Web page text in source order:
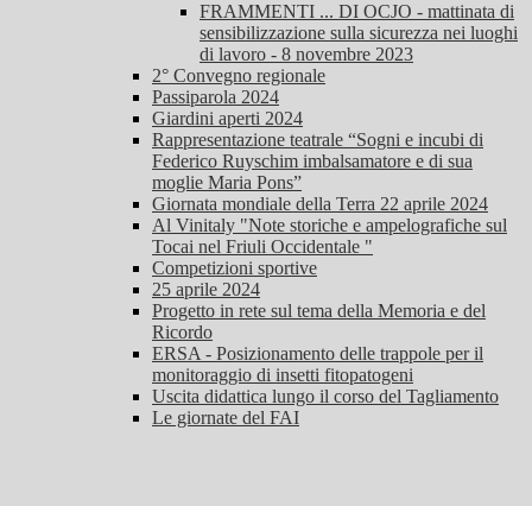
FRAMMENTI ... DI OCJO - mattinata di
sensibilizzazione sulla sicurezza nei luoghi
di lavoro - 8 novembre 2023
2° Convegno regionale
Passiparola 2024
Giardini aperti 2024
Rappresentazione teatrale “Sogni e incubi di
Federico Ruyschim imbalsamatore e di sua
moglie Maria Pons”
Giornata mondiale della Terra 22 aprile 2024
Al Vinitaly "Note storiche e ampelografiche sul
Tocai nel Friuli Occidentale "
Competizioni sportive
25 aprile 2024
Progetto in rete sul tema della Memoria e del
Ricordo
ERSA - Posizionamento delle trappole per il
monitoraggio di insetti fitopatogeni
Uscita didattica lungo il corso del Tagliamento
Le giornate del FAI